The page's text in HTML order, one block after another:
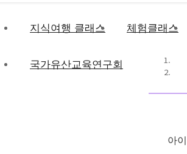
지식여행 클래스 체험클래스
국가유산교육연구회
아